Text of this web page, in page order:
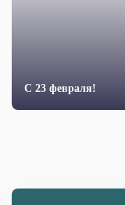
С 23 февраля!